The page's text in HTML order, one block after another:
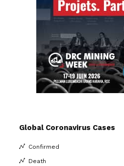
Global Coronavirus Cases
Confirmed
Death